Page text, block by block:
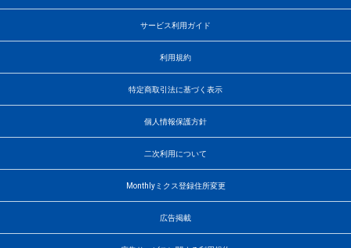
サービス利用ガイド
利用規約
特定商取引法に基づく表示
個人情報保護方針
二次利用について
Monthlyミクス登録住所変更
広告掲載